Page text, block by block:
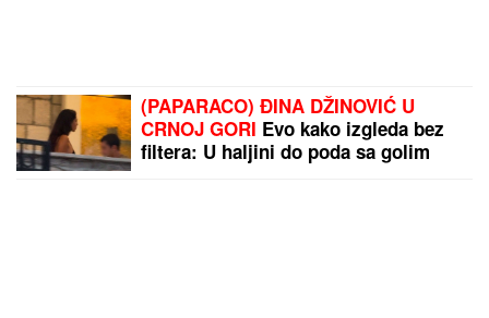
(PAPARACO) ĐINA DŽINOVIĆ U
CRNOJ GORI Evo kako izgleda bez
filtera: U haljini do poda sa golim